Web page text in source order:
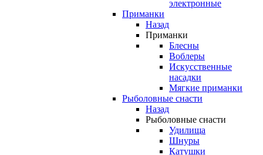
электронные
Приманки
Назад
Приманки
Блесны
Воблеры
Искусственные
насадки
Мягкие приманки
Рыболовные снасти
Назад
Рыболовные снасти
Удилища
Шнуры
Катушки